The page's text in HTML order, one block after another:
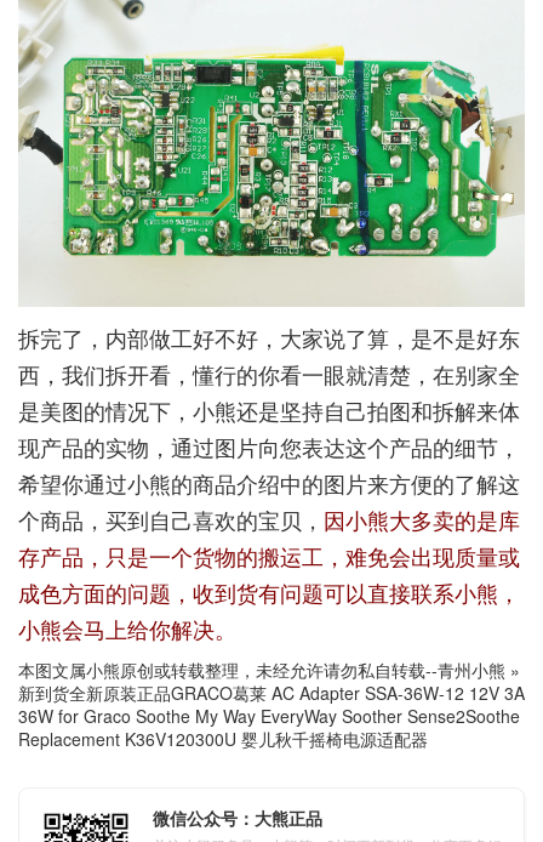
拆完了，内部做工好不好，大家说了算，是不是好东
西，我们拆开看，懂行的你看一眼就清楚，在别家全
是美图的情况下，小熊还是坚持自己拍图和拆解来体
现产品的实物，通过图片向您表达这个产品的细节，
希望你通过小熊的商品介绍中的图片来方便的了解这
个商品，买到自己喜欢的宝贝， 因小熊大多卖的是库
存产品，只是一个货物的搬运工，难免会出现质量或
成色方面的问题，收到货有问题可以直接联系小熊，
小熊会马上给你解决。
本图文属小熊原创或转载整理，未经允许请勿私自转载--青州小熊 »
新到货全新原装正品GRACO葛莱 AC Adapter SSA-36W-12 12V 3A
36W for Graco Soothe My Way EveryWay Soother Sense2Soothe
Replacement K36V120300U 婴儿秋千摇椅电源适配器
微信公众号：大熊正品